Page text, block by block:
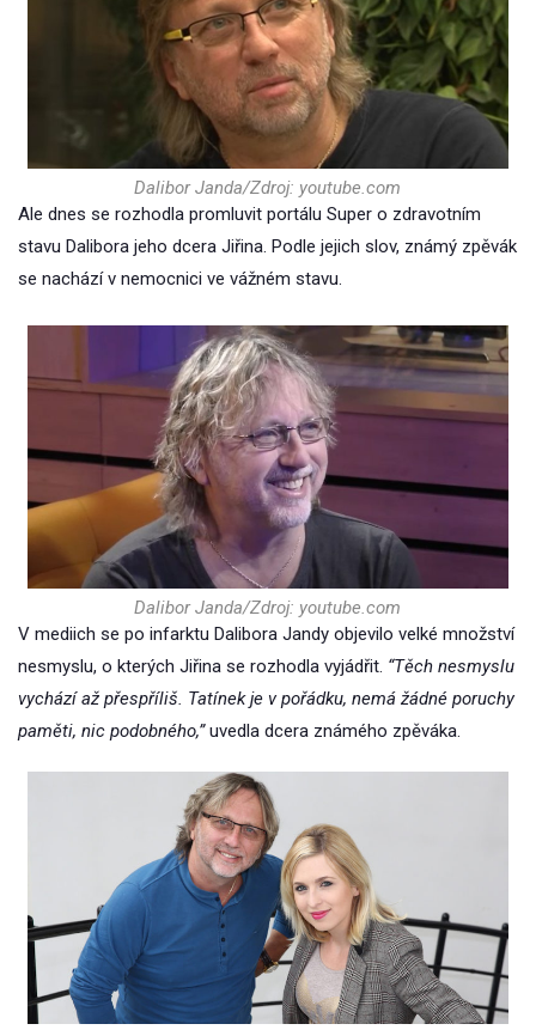
Dalibor Janda/Zdroj: youtube.com
Ale dnes se rozhodla promluvit portálu Super o zdravotním
stavu Dalibora jeho dcera Jiřina. Podle jejich slov, známý zpěvák
se nachází v nemocnici ve vážném stavu.
Dalibor Janda/Zdroj: youtube.com
V mediich se po infarktu Dalibora Jandy objevilo velké množství
nesmyslu, o kterých Jiřina se rozhodla vyjádřit. “Těch nesmyslu
vychází až přespříliš. Tatínek je v pořádku, nemá žádné poruchy
paměti, nic podobného,”uvedla dcera známého zpěváka.